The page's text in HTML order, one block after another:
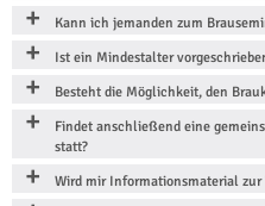
Kann ich jemanden zum
Ist ein Mindestalter
Besteht die Möglichkeit, den
Findet anschließend eine
statt?
Wird mir Informationsmaterial